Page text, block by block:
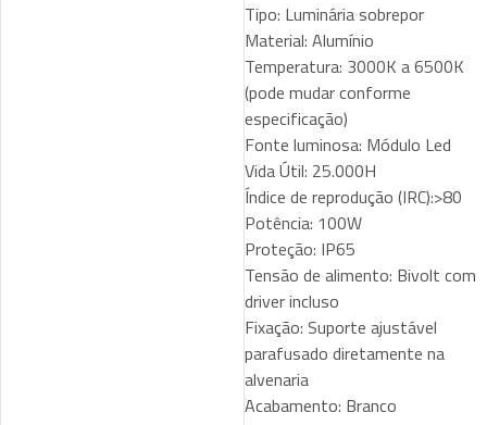
Tipo: Luminária sobrepor
Material: Alumínio
Temperatura: 3000K a 6500K
(pode mudar conforme
especificação)
Fonte luminosa: Módulo Led
Vida Útil: 25.000H
Índice de reprodução (IRC):>80
Potência: 100W
Proteção: IP65
Tensão de alimento: Bivolt com
driver incluso
Fixação: Suporte ajustável
parafusado diretamente na
alvenaria
Acabamento: Branco